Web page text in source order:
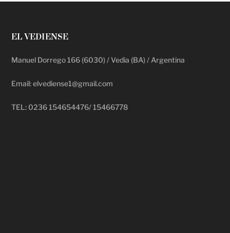
EL VEDIENSE
Manuel Dorrego 166 (6030) / Vedia (BA) / Argentina
Email: elvediense1@gmail.com
TEL: 0236 154654476/ 15466778